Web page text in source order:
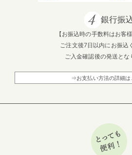
銀行振
【お振込時の手数料はお客
ご注文後7日以内にお振込
ご入金確認後の発送とな
⇒お支払い方法の詳細は